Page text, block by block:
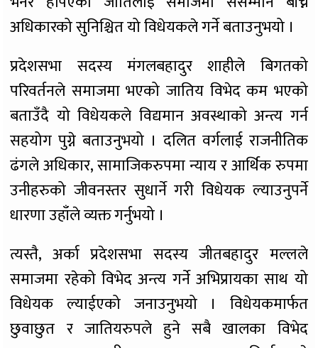
अधिकारको सुनिश्चित यो विधेयकले गर्ने बताउनुभयो ।
प्रदेशसभा सदस्य मंगलबहादुर शाहीले बिगतको
परिवर्तनले समाजमा भएको जातिय विभेद कम भएको
बताउँदै यो विधेयकले विद्यमान अवस्थाको अन्त्य गर्न
सहयोग पुग्ने बताउनुभयो । दलित वर्गलाई राजनीतिक
ढंगले अधिकार, सामाजिकरुपमा न्याय र आर्थिक रुपमा
उनीहरुको जीवनस्तर सुधार्ने गरी विधेयक ल्याउनुपर्ने
धारणा उहाँले व्यक्त गर्नुभयो ।
त्यस्तै, अर्का प्रदेशसभा सदस्य जीतबहादुर मल्लले
समाजमा रहेको विभेद अन्त्य गर्ने अभिप्रायका साथ यो
विधेयक ल्याईएको जनाउनुभयो । विधेयकमार्फत
छुवाछुत र जातियरुपले हुने सबै खालका विभेद